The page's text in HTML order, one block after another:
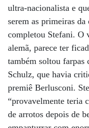
ultra-nacionalista e
serem as primeiras da
completou Stefani. O
alemã, parece ter
também soltou farpas
Schulz, que havia
premiê Berlusconi.
“provavelmente teria
de arrotos depois de